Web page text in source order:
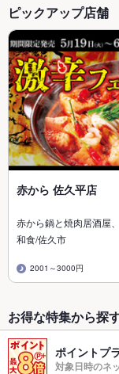
ピックアップ店舗
赤から 佐久平店
赤から鍋と焼肉居酒屋
和食/佐久市
2001～3000円
お得な特集から探
ポイントプ
対象日時のネ